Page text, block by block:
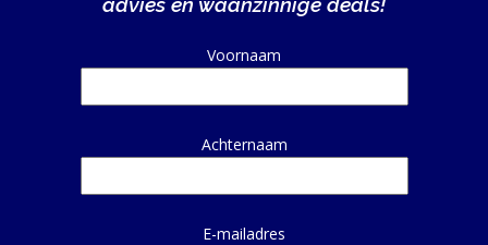
Voornaam
Achternaam
E-mailadres
Alternative: